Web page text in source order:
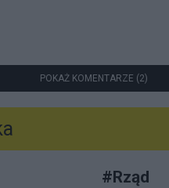
POKAŻ KOMENTARZE (2)
#Rząd